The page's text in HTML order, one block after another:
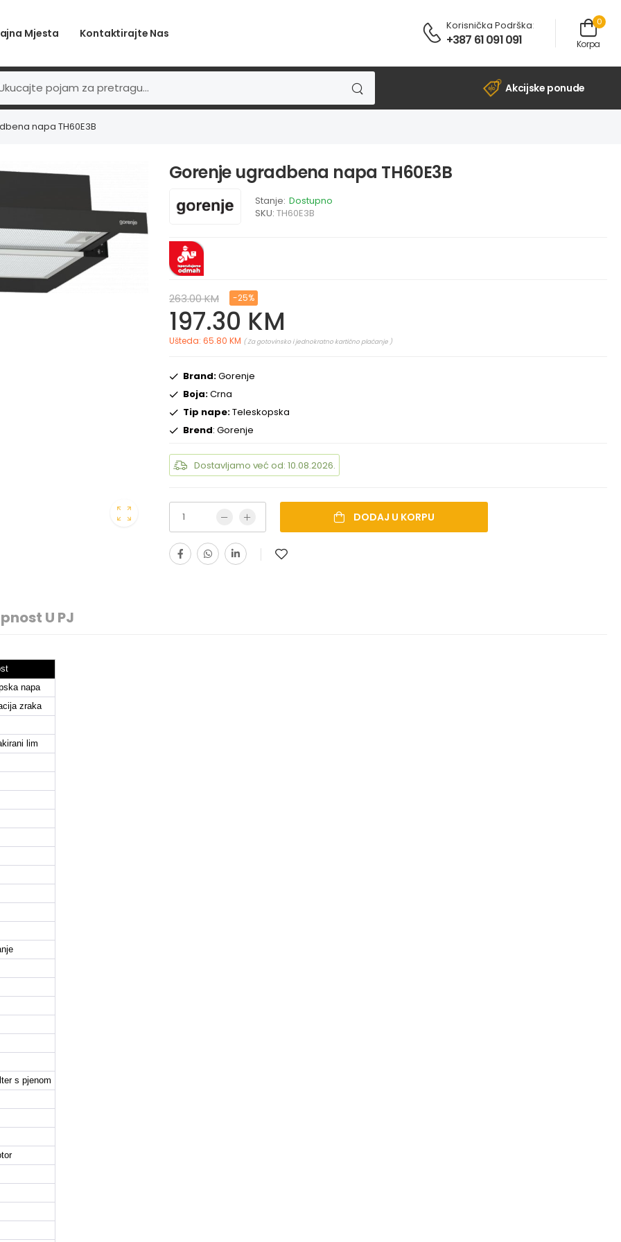
Mjesta Kontaktirajte Nas
Korisnička Podrška:
+387 61 091 091
0
Korpa
Akcijske ponude
napa TH60E3B
Gorenje ugradbena napa TH60E3B
Stanje: Dostupno
SKU:TH60E3B
263.00 KM -25%
197.30 KM
Ušteda: 65.80 KM ( Za gotovinsko i jednokratno kartično plaćanje )
Brand:Gorenje
Boja:Crna
Tip nape:Teleskopska
Brend: Gorenje
Dostavljamo već od: 10.08.2026.
DODAJ U KORPU
U PJ
napa
zraka
lim
s pjenom